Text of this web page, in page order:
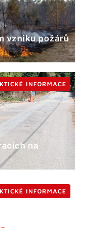
vzniku požárů
na
INFORMACE
INFORMACE